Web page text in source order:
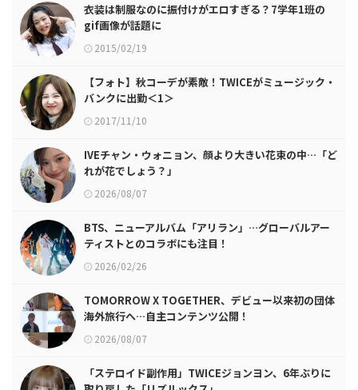
衣装は制服なのに振付けがエロすぎる？7学年1班の
gif画像が話題に
2015/02/19
【フォト】秋コーデが素敵！TWICEがミュージック・
バンクに出勤＜1＞
2017/11/10
IVEチャン・ウォニョン、顔より大きい花束の中…「ど
れが花でしょう？」
2026/08/07
BTS、ニューアルバム「アリラン」…グローバルアー
ティストとのコラボにも注目！
2026/02/26
TOMORROW X TOGETHER、デビュー以来初の団体
海外旅行へ…自主コンテンツ公開！
2026/08/07
「ステロイド副作用」TWICEジョンヨン、6年ぶりに